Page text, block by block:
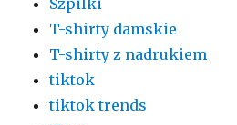
Szpilki
T-shirty damskie
T-shirty z nadrukiem
tiktok
tiktok trends